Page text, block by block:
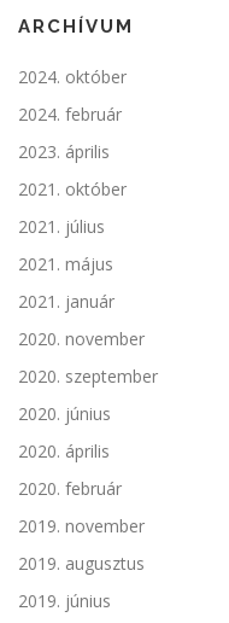
ARCHÍVUM
2024. október
2024. február
2023. április
2021. október
2021. július
2021. május
2021. január
2020. november
2020. szeptember
2020. június
2020. április
2020. február
2019. november
2019. augusztus
2019. június